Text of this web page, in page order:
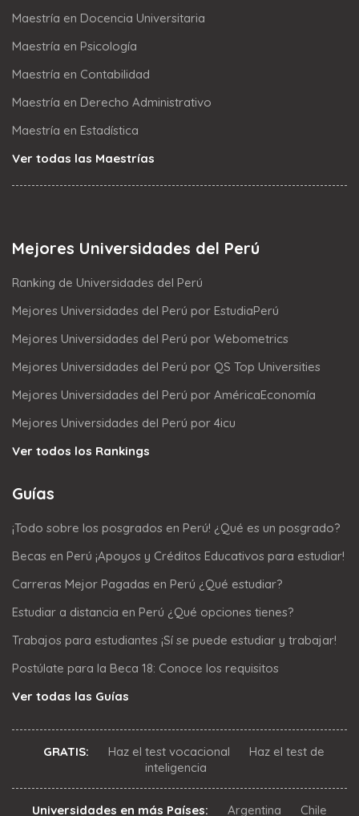
Maestría en Docencia Universitaria
Maestría en Psicología
Maestría en Contabilidad
Maestría en Derecho Administrativo
Maestría en Estadística
Ver todas las Maestrías
Mejores Universidades del Perú
Ranking de Universidades del Perú
Mejores Universidades del Perú por EstudiaPerú
Mejores Universidades del Perú por Webometrics
Mejores Universidades del Perú por QS Top Universities
Mejores Universidades del Perú por AméricaEconomía
Mejores Universidades del Perú por 4icu
Ver todos los Rankings
Guías
¡Todo sobre los posgrados en Perú! ¿Qué es un posgrado?
Becas en Perú ¡Apoyos y Créditos Educativos para estudiar!
Carreras Mejor Pagadas en Perú ¿Qué estudiar?
Estudiar a distancia en Perú ¿Qué opciones tienes?
Trabajos para estudiantes ¡Sí se puede estudiar y trabajar!
Postúlate para la Beca 18: Conoce los requisitos
Ver todas las Guías
GRATIS: Haz el test vocacional
Haz el test de
inteligencia
Universidades en más Países: Argentina Chile